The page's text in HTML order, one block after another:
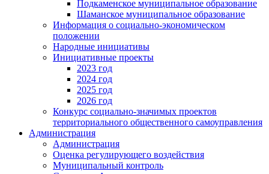
Подкаменское муниципальное образование
Шаманское муниципальное образование
Информация о социально-экономическом
положении
Народные инициативы
Инициативные проекты
2023 год
2024 год
2025 год
2026 год
Конкурс социально-значимых проектов
территориального общественного самоуправления
Администрация
Администрация
Оценка регулирующего воздействия
Муниципальный контроль